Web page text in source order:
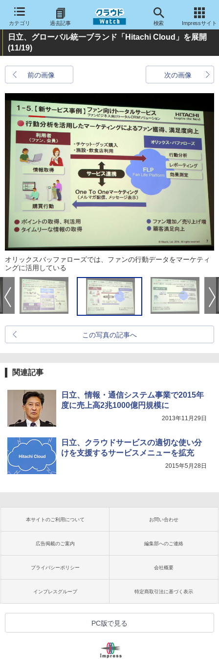
カテゴリ 過去記事 検索 Impressサイト
日立、グローバル統一ブランド「Hitachi Cloud」を展開
(11/19)
前の画像 次の画像
オリックスバッファローズでは、ファンの行動データをマーケティ
ングに活用している
この写真の記事へ
関連記事
日立、情報・通信システム事業で2015年
度に売上高2兆1000億円規模に
2013年11月29日
日立、クラウドサービスの適切な使い分
けを支援するサービスメニューを拡充
2015年5月28日
本サイトのご利用について お問い合わせ
広告掲載のご案内 編集部へのご連絡
プライバシーポリシー 会社概要
インプレスグループ 特定商取引法に基づく表示
PC版で見る